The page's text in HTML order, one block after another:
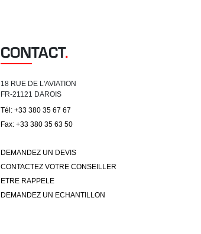
CONTACT.
18 RUE DE L'AVIATION
FR-21121 DAROIS
Tél: +33 380 35 67 67
Fax: +33 380 35 63 50
DEMANDEZ UN DEVIS
CONTACTEZ VOTRE CONSEILLER
ETRE RAPPELE
DEMANDEZ UN ECHANTILLON